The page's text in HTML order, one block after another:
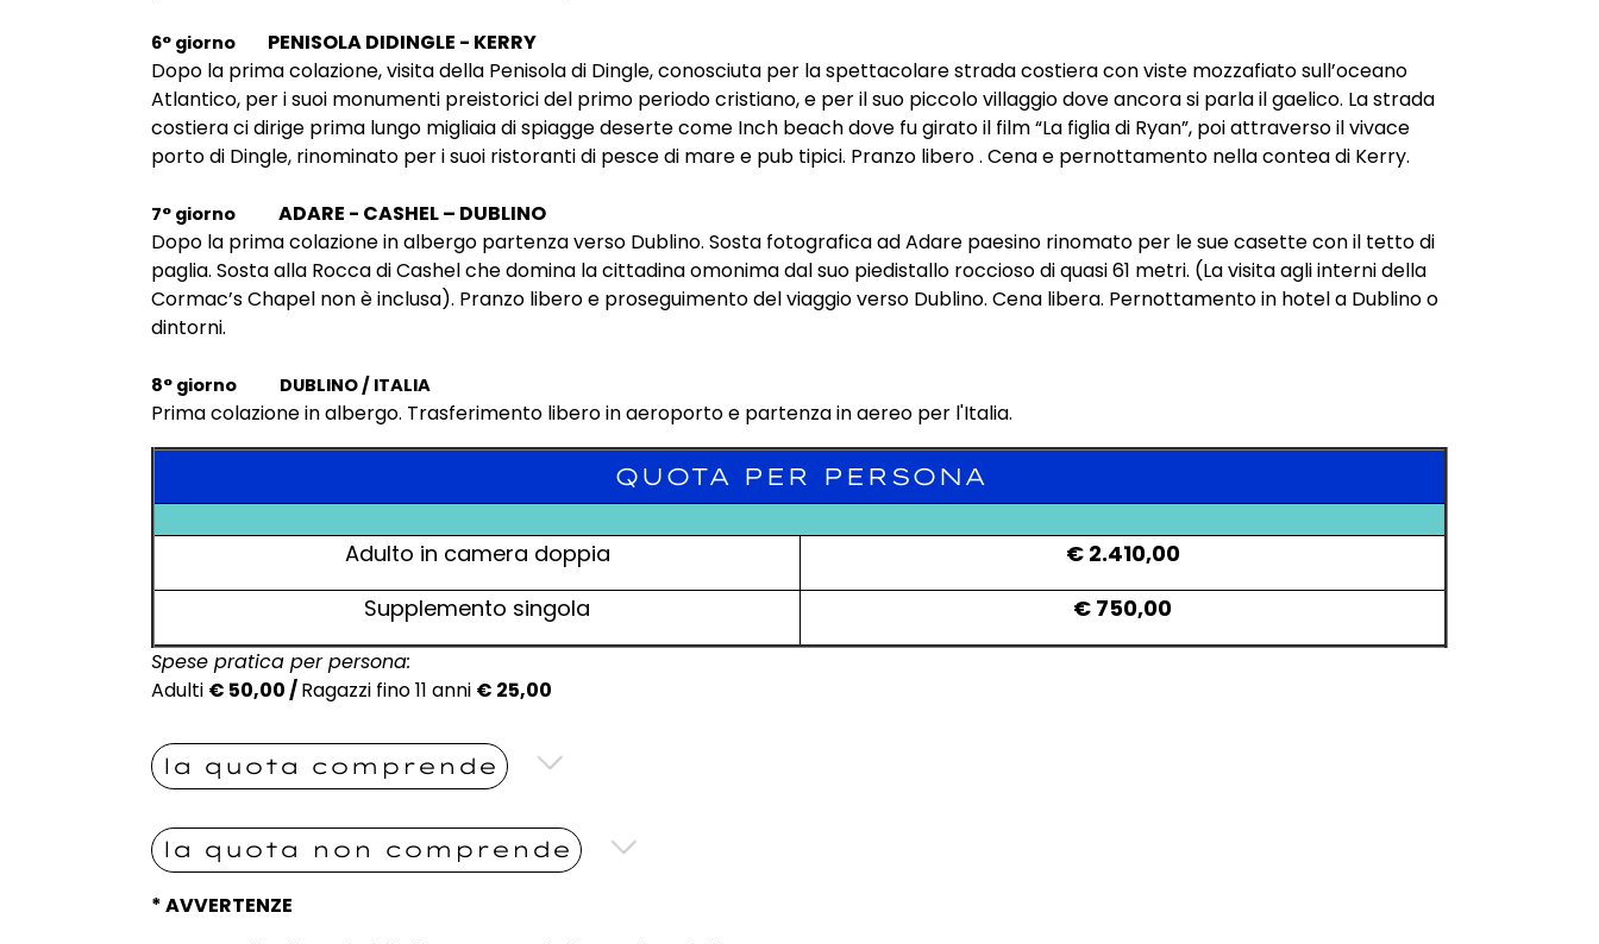
6° giorno PENISOLA DIDINGLE - KERRY
Dopo la prima colazione, visita della Penisola di Dingle, conosciuta per la spettacolare strada costiera con viste mozzafiato sull’oceano
Atlantico, per i suoi monumenti preistorici del primo periodo cristiano, e per il suo piccolo villaggio dove ancora si parla il gaelico. La strada
costiera ci dirige prima lungo migliaia di spiagge deserte come Inch beach dove fu girato il film “La figlia di Ryan”, poi attraverso il vivace
porto di Dingle, rinominato per i suoi ristoranti di pesce di mare e pub tipici. Pranzo libero . Cena e pernottamento nella contea di Kerry.
7° giorno
ADARE - CASHEL – DUBLINO
Dopo la prima colazione in albergo partenza verso Dublino. Sosta fotografica ad Adare paesino rinomato per le sue casette con il tetto di
paglia. Sosta alla Rocca di Cashel che domina la cittadina omonima dal suo piedistallo roccioso di quasi 61 metri. (La visita agli interni della
Cormac’s Chapel non è inclusa). Pranzo libero e proseguimento del viaggio verso Dublino. Cena libera. Pernottamento in hotel a Dublino o
dintorni.
8° giorno DUBLINO / ITALIA
Prima colazione in albergo. Trasferimento libero in aeroporto e partenza in aereo per l'Italia.
QUOTA PER PERSONA
Adulto in camera doppia
€ 2.410,00
Supplemento singola
€ 750,00
Spese pratica per persona:
Adulti € 50,00 /Ragazzi fino 11 anni € 25,00
la quota comprende
la quota non comprende
* AVVERTENZE